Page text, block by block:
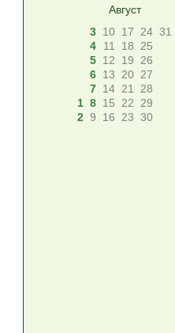
Август
3 10 17 24 31
4
11 18 25
5 12 19 26
6 13 20 27
7 14 21 28
1 8 15 22 29
2 9 16 23 30